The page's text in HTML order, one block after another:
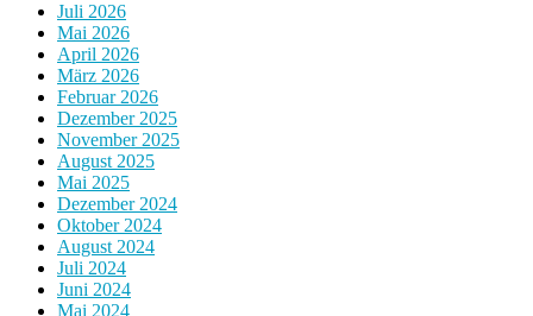
Juli 2026
Mai 2026
April 2026
März 2026
Februar 2026
Dezember 2025
November 2025
August 2025
Mai 2025
Dezember 2024
Oktober 2024
August 2024
Juli 2024
Juni 2024
Mai 2024